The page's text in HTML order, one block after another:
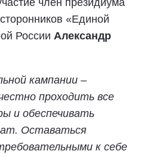
член президиума
«Единой
России Александр
кампании –
проходить все
и обеспечивать
Оставаться
к себе